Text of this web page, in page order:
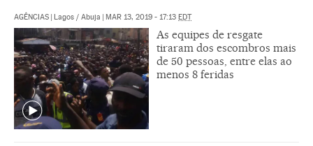
AGÊNCIAS | Lagos / Abuja | MAR 13, 2019 - 17:13 EDT
As equipes de resgate
tiraram dos escombros mais
de 50 pessoas, entre elas ao
menos 8 feridas